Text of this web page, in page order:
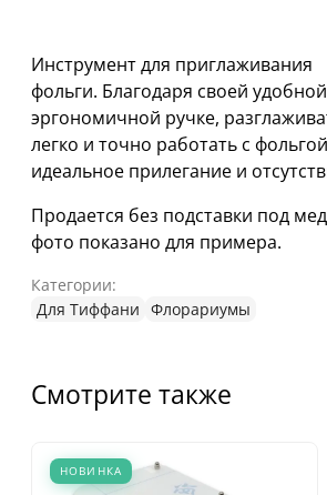
Инструмент для приглаживания
фольги. Благодаря своей удобной
эргономичной ручке,
легко и точно работать с
идеальное прилегание и
Продается без подставки под
фото показано для примера.
Категории:
Для Тиффани Флорариумы
Смотрите также
НОВИНКА